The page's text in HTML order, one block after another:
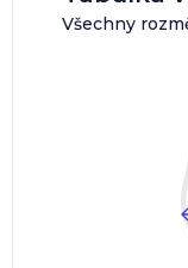
Všechny